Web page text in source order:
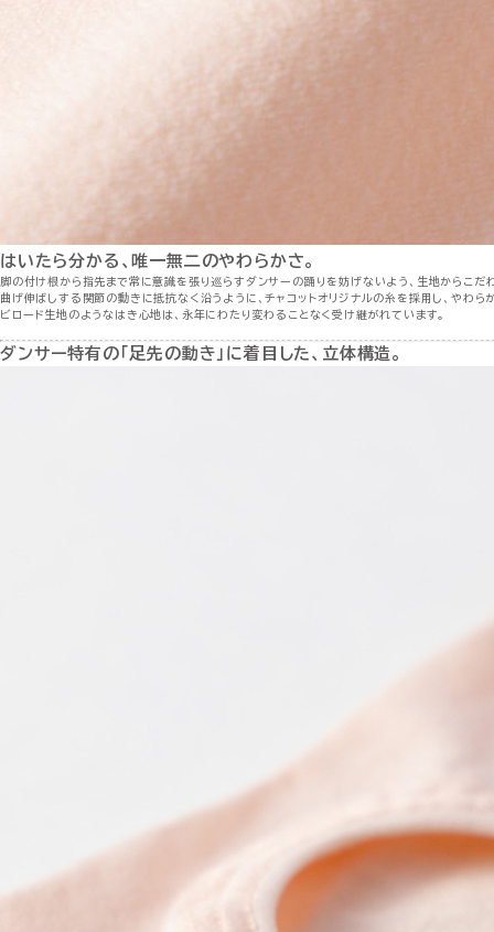
はいたら分かる、唯一無二のやわらかさ。
脚の付け根から指先まで常に意識を張り巡らすダンサーの踊りを妨げないよう、生地からこだ
曲げ伸ばしする関節の動きに抵抗なく沿うように、チャコットオリジナルの糸を採用し、やわら
ビロード生地のようなはき心地は、永年にわたり変わることなく受け継がれています。
ダンサー特有の「足先の動き」に着目した、立体構造。